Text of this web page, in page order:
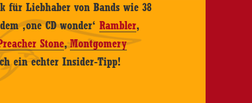
für Liebhaber von Bands wie 38
‚one CD wonder‘Rambler,
Stone,Montgomery
ein echter Insider-Tipp!